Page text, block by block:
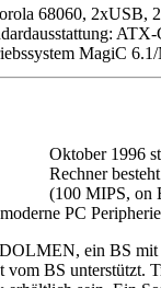
68060, 2xUSB,
MagiC
Oktober 1996
Rechner
(100 MIPS, on
PC
ein BS mit
BS unterstützt.